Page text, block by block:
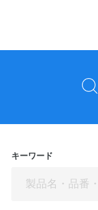
ー
キーワード